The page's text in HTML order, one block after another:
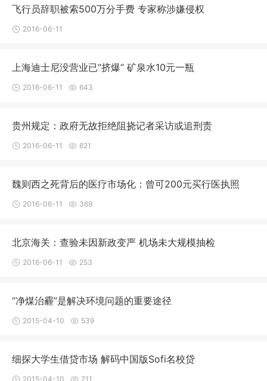
飞行员辞职被索500万分手费 专家称涉嫌侵权
2016-06-11
上海迪士尼没营业已“挤爆” 矿泉水10元一瓶
2016-06-11 643
贵州规定：政府无故拒绝阻挠记者采访或追刑责
2016-06-11 621
魏则西之死背后的医疗市场化：曾可200元买行医执照
2016-06-11 369
北京海关：查验未因新政变严 机场未大规模抽检
2016-06-11 253
“净煤治霾”是解决环境问题的重要途径
2015-04-10 539
细探大学生借贷市场 解码中国版Sofi名校贷
2015-04-10 711